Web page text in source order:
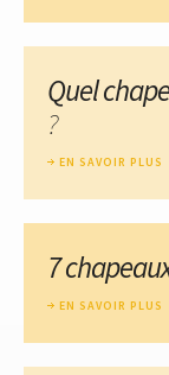
Quel
?
EN SAVOIR PLUS
7
EN SAVOIR PLUS